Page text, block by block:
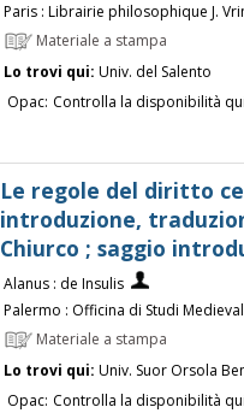
Paris : Librairie philosophique J.
Materiale a stampa
Lo trovi qui: Univ. del Salento
Opac: Controlla la disponibilità
Le regole del diritto
introduzione,
Chiurco ; saggio
Alanus : de Insulis
Palermo : Officina di Studi
Materiale a stampa
Lo trovi qui: Univ. Suor Orsola
Opac: Controlla la disponibilità